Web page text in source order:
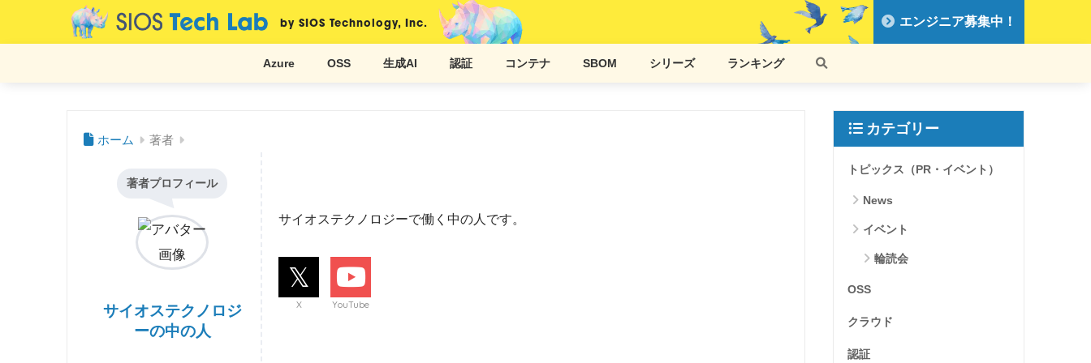
by SIOS Technology, Inc. エンジニア募集中！
Azure OSS 生成AI 認証 コンテナ SBOM シリーズ ランキング
ホーム 著者
著者プロフィール
サイオステクノロジ
ーの中の人
サイオステクノロジーで働く中の人です。
X YouTube
カテゴリー
トピックス（PR・イベント）
News
イベント
輪読会
OSS
クラウド
認証